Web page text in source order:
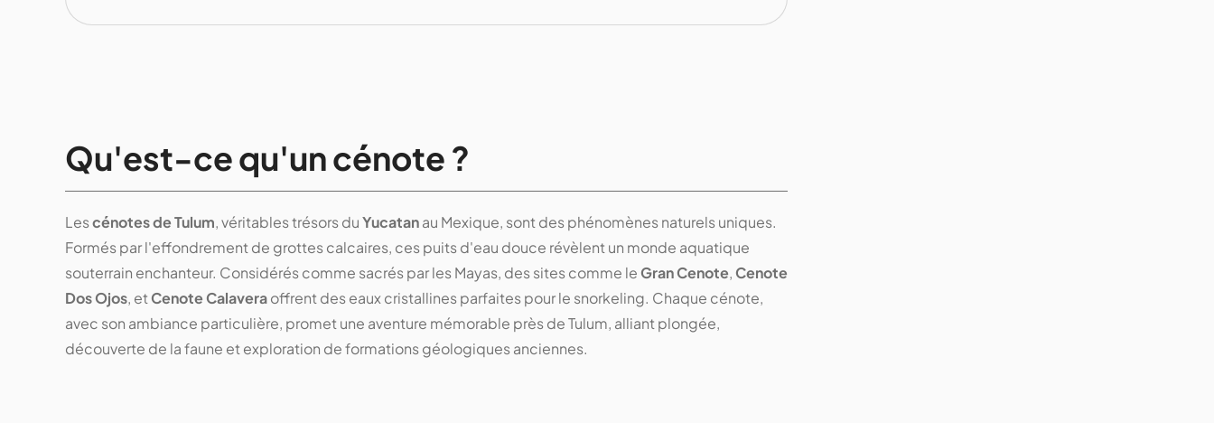
Qu'est-ce qu'un cénote ?
Lescénotes de Tulum, véritables trésors duYucatanau Mexique, sont des phénomènes naturels uniques.
Formés par l'effondrement de grottes calcaires, ces puits d'eau douce révèlent un monde aquatique
souterrain enchanteur. Considérés comme sacrés par les Mayas, des sites comme le Gran Cenote, Cenote
Dos Ojos, et Cenote Calaveraoffrent des eaux cristallines parfaites pour le snorkeling. Chaque cénote,
avec son ambiance particulière, promet une aventure mémorable près de Tulum, alliant plongée,
découverte de la faune et exploration de formations géologiques anciennes.